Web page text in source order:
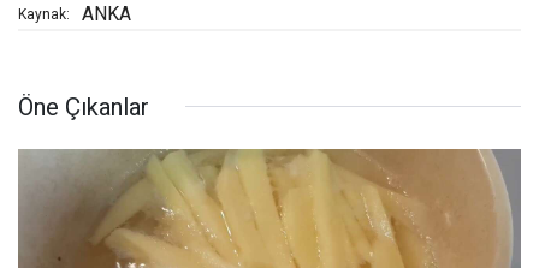
Kaynak: ANKA
Öne Çıkanlar